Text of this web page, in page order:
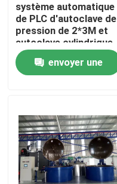
À la maison
Vidéos
À propos de nous
système automatique
de PLC d'autoclave de
pression de 2*3M et
autoclave cylindrique
et simple en verre de
structure de tambour
envoyer une